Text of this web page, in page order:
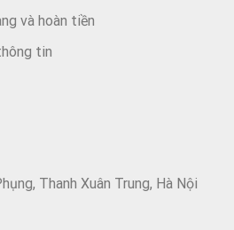
Thanh Xuân Trung, Hà Nội
và hoàn tiền
tin